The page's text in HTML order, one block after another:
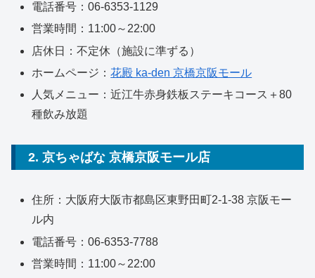
電話番号：06-6353-1129
営業時間：11:00～22:00
店休日：不定休（施設に準ずる）
ホームページ：花殿 ka-den 京橋京阪モール
人気メニュー：近江牛赤身鉄板ステーキコース＋80
種飲み放題
2. 京ちゃばな 京橋京阪モール店
住所：大阪府大阪市都島区東野田町2-1-38 京阪モー
ル内
電話番号：06-6353-7788
営業時間：11:00～22:00